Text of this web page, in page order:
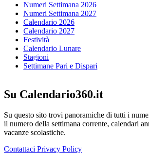
Numeri Settimana 2026
Numeri Settimana 2027
Calendario 2026
Calendario 2027
Festività
Calendario Lunare
Stagioni
Settimane Pari e Dispari
Su Calendario360.it
Su questo sito trovi panoramiche di tutti i
il numero della settimana corrente, calendari
vacanze scolastiche.
Contattaci Privacy Policy